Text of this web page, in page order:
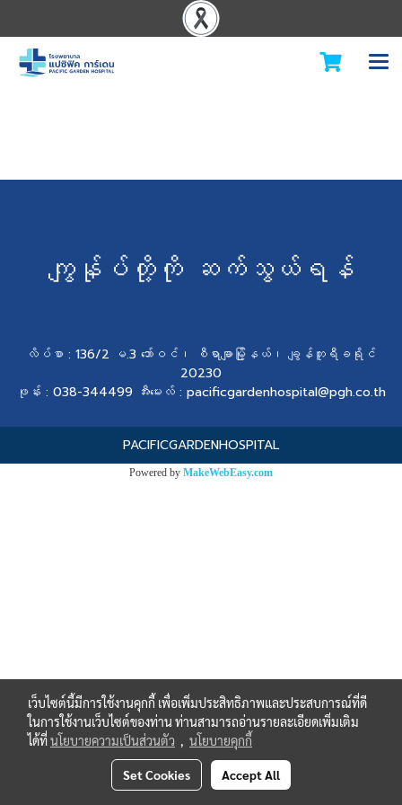
ကျွန်ုပ်တို့ကို ဆက်သွယ်ရန်
လိပ်စာ : 136/2 မ.3 ဘော်ဝင်၊ စီရာချာမြို့နယ်၊ ချွန်ဘူရီခရိုင်
20230
ဖုန်း : 038-344499 အီးမေးလ် : pacificgardenhospital@pgh.co.th
PACIFICGARDENHOSPITAL
Powered by MakeWebEasy.com
เว็บไซต์นี้มีการใช้งานคุกกี้ เพื่อเพิ่มประสิทธิภาพและประสบการณ์ที่ดี
ในการใช้งานเว็บไซต์ของท่าน ท่านสามารถอ่านรายละเอียดเพิ่มเติม
ได้ที่นโยบายความเป็นส่วนตัว , นโยบายคุกกี้
Set Cookies Accept All